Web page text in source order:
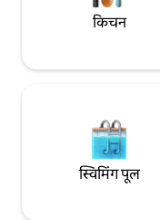
किचन
स्विमिंग पूल